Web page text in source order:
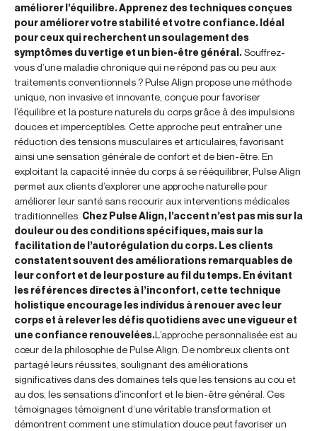
améliorer l’équilibre. Apprenez des techniques conçues
pour améliorer votre stabilité et votre confiance. Idéal
pour ceux qui recherchent un soulagement des
symptômes du vertige et un bien-être général.Souffrez-
vous d’une maladie chronique qui ne répond pas ou peu aux
traitements conventionnels ? Pulse Align propose une méthode
unique, non invasive et innovante, conçue pour favoriser
l’équilibre et la posture naturels du corps grâce à des impulsions
douces et imperceptibles. Cette approche peut entraîner une
réduction des tensions musculaires et articulaires, favorisant
ainsi une sensation générale de confort et de bien-être. En
exploitant la capacité innée du corps à se rééquilibrer, Pulse Align
permet aux clients d’explorer une approche naturelle pour
améliorer leur santé sans recourir aux interventions médicales
traditionnelles. Chez Pulse Align, l’accent n’est pas mis sur la
douleur ou des conditions spécifiques, mais sur la
facilitation de l’autorégulation du corps. Les clients
constatent souvent des améliorations remarquables de
leur confort et de leur posture au fil du temps. En évitant
les références directes à l’inconfort, cette technique
holistique encourage les individus à renouer avec leur
corps et à relever les défis quotidiens avec une vigueur et
une confiance renouvelées.L’approche personnalisée est au
cœur de la philosophie de Pulse Align. De nombreux clients ont
partagé leurs réussites, soulignant des améliorations
significatives dans des domaines tels que les tensions au cou et
au dos, les sensations d’inconfort et le bien-être général. Ces
témoignages témoignent d’une véritable transformation et
démontrent comment une stimulation douce peut favoriser un